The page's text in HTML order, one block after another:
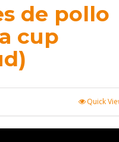
de pollo
cup
Quick